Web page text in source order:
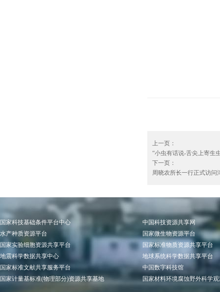
上一页：
“小虫有话说-舌尖上寄生
下一页：
周晓农所长一行正式访问
国家科技基础条件平台中心
中国科技资源共享网
水产种质资源平台
国家微生物资源平台
国家实验细胞资源共享平台
国家标准物质资源共享平台
地震科学数据共享中心
地球系统科学数据共享平台
国家标准文献共享服务平台
中国数字科技馆
国家计量基标准(物理部分)资源共享基地
国家材料环境腐蚀野外科学